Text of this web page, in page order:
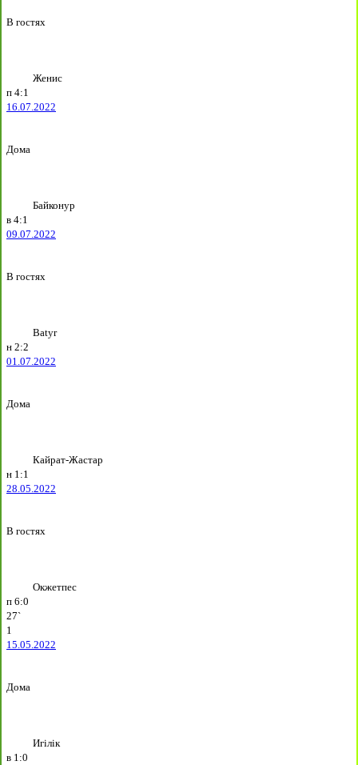
В гостях
Женис
п 4:1
16.07.2022
Дома
Байконур
в 4:1
09.07.2022
В гостях
Batyr
н 2:2
01.07.2022
Дома
Кайрат-Жастар
н 1:1
28.05.2022
В гостях
Окжетпес
п 6:0
27`
1
15.05.2022
Дома
Игілік
в 1:0